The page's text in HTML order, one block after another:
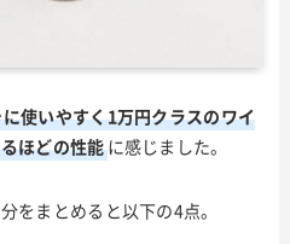
使いやすく1万円クラスのワイ
ほどの性能に感じました。
をまとめると以下の4点。